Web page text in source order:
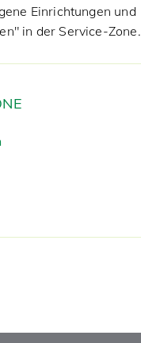
Einrichtungen und
in der Service-Zone.